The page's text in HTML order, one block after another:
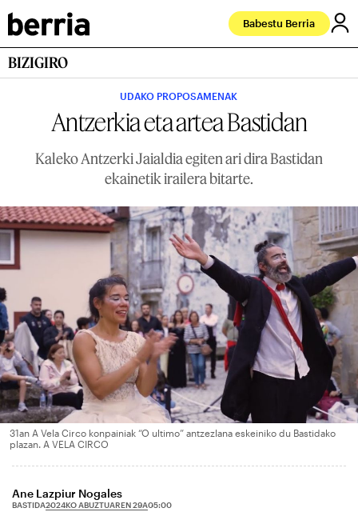
Babestu Berria
BIZIGIRO
UDAKO PROPOSAMENAK
Antzerkia eta artea Bastidan
Kaleko Antzerki Jaialdia egiten ari dira Bastidan
ekainetik irailera bitarte.
31an A Vela Circo konpainiak “O ultimo” antzezlana eskeiniko du Bastidako
plazan. A VELA CIRCO
Ane Lazpiur Nogales
BASTIDA2024KO ABUZTUAREN 29A05:00